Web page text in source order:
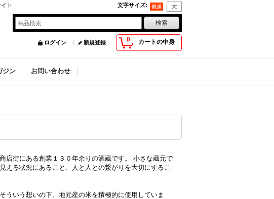
ト 文字サイズ:
0 カートの中身
ログイン 新規登録
ジン お問い合わせ
店街にある創業１３０年余りの酒蔵です。 小さな蔵元で
える状況にあること、人と人との繋がりを大切にするこ
ういう想いの下、地元産の米を積極的に使用していま